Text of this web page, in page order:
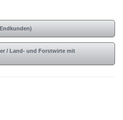
/ Land- und Forstwirte mit